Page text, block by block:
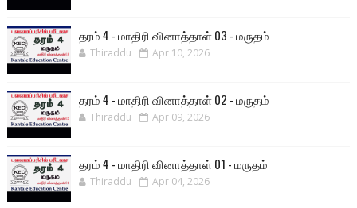
தரம் 4 - மாதிரி வினாத்தாள் 03 - மருதம்
Thiraddu Apr 10, 2026
தரம் 4 - மாதிரி வினாத்தாள் 02 - மருதம்
Thiraddu Apr 09, 2026
தரம் 4 - மாதிரி வினாத்தாள் 01 - மருதம்
Thiraddu Apr 04, 2026